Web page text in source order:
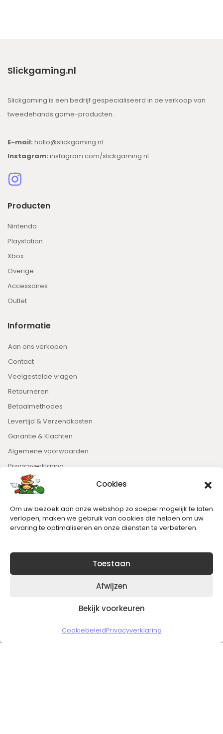
Cookies
Om uw bezoek aan onze webshop zo soepel mogelijk te laten
verlopen, maken we gebruik van cookies die helpen om uw
ervaring te optimaliseren en onze diensten te verbeteren.
Toestaan
Afwijzen
Bekijk voorkeuren
CookiebeleidPrivacyverklaring
Slickgaming.nl
Slickgaming is een bedrijf gespecialiseerd in de verkoop van
tweedehands game-producten.
E-mail: hallo@slickgaming.nl
Instagram: instagram.com/slickgaming.nl
Producten
Nintendo
Playstation
Xbox
Overige
Accessoires
Outlet
Informatie
Aan ons verkopen
Contact
Veelgestelde vragen
Retourneren
Betaalmethodes
Levertijd & Verzendkosten
Garantie & Klachten
Algemene voorwaarden
Privacyverklaring
Nieuwsbrief
Blijft op de hoogte van het laatste nieuws.